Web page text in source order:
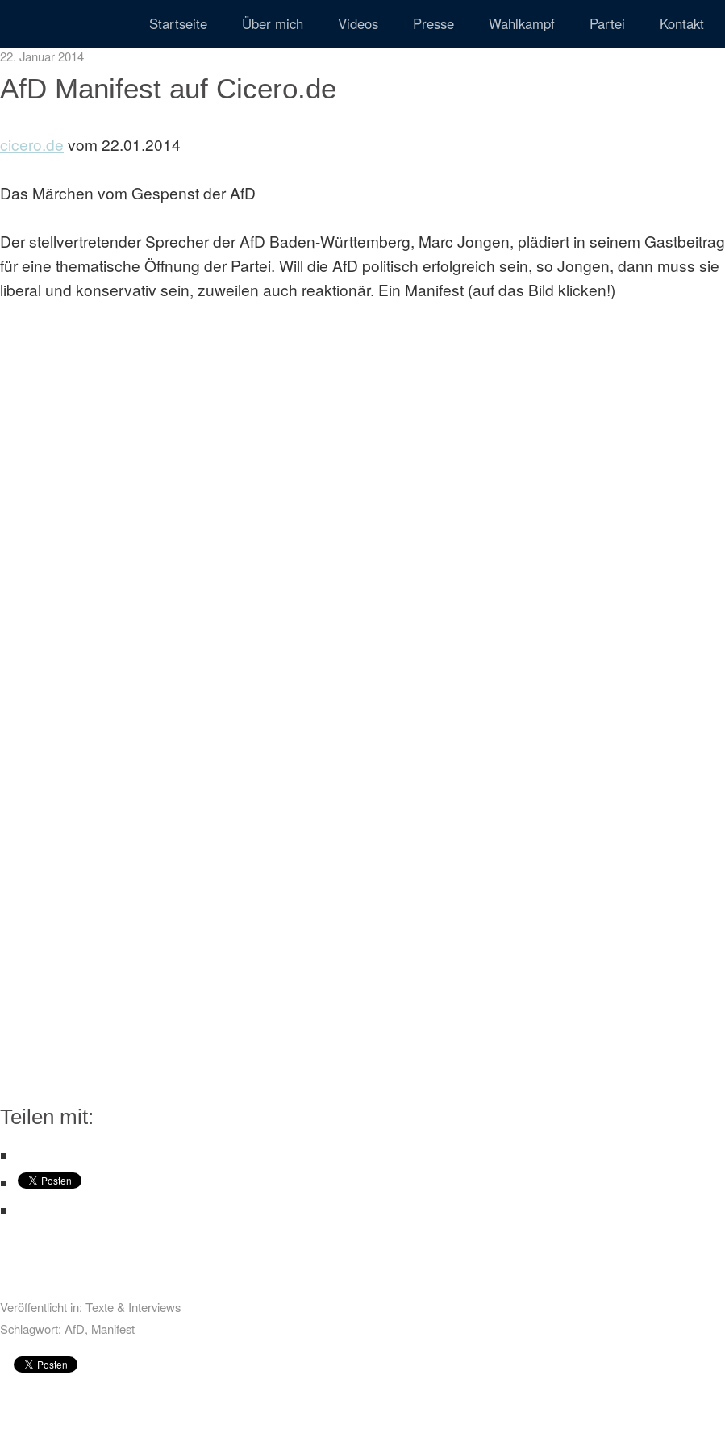
Startseite Über mich Videos Presse Wahlkampf Partei Kontakt
22. Januar 2014
AfD Manifest auf Cicero.de
cicero.de vom 22.01.2014
Das Märchen vom Gespenst der AfD
Der stellvertretender Sprecher der AfD Baden-Württemberg, Marc Jongen, plädiert in seinem Gastbeitrag
für eine thematische Öffnung der Partei. Will die AfD politisch erfolgreich sein, so Jongen, dann muss sie
liberal und konservativ sein, zuweilen auch reaktionär. Ein Manifest (auf das Bild klicken!)
Teilen mit:
Veröffentlicht in: Texte & Interviews
Schlagwort: AfD, Manifest